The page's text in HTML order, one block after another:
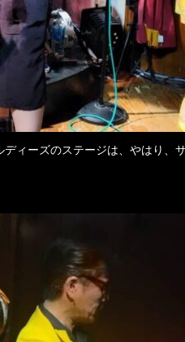
ィーズのステージは、やはり、